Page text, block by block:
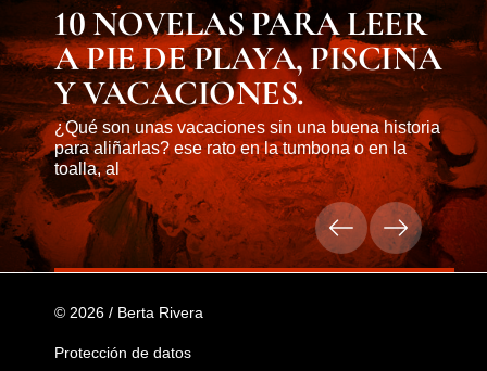
10 NOVELAS PARA LEER
A PIE DE PLAYA, PISCINA
Y VACACIONES.
¿Qué son unas vacaciones sin una buena historia
para aliñarlas? ese rato en la tumbona o en la
toalla, al
© 2026 / Berta Rivera
Protección de datos